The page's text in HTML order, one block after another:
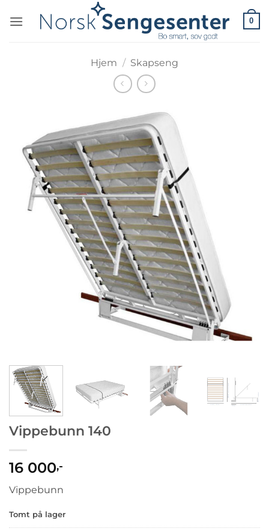
0
Hjem / Skapseng
Vippebunn 140
16 000,-
Vippebunn
Tomt på lager